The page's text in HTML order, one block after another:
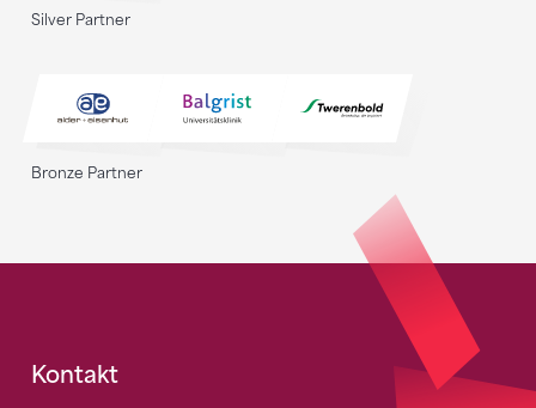
Silver Partner
Bronze Partner
Fusszeile
Kontakt